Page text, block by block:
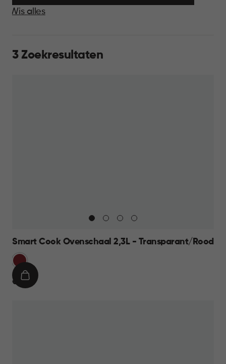
Wis alles
3 Zoekresultaten
Smart Cook Ovenschaal 2,3L - Transparant/Rood
Rood
€
€ 19,95
IN